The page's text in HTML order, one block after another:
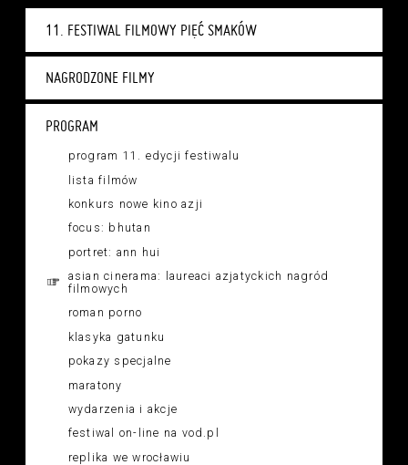
11. FESTIWAL FILMOWY PIĘĆ SMAKÓW
NAGRODZONE FILMY
PROGRAM
program 11. edycji festiwalu
lista filmów
konkurs nowe kino azji
focus: bhutan
portret: ann hui
asian cinerama: laureaci azjatyckich nagród
filmowych
roman porno
klasyka gatunku
pokazy specjalne
maratony
wydarzenia i akcje
festiwal on-line na vod.pl
replika we wrocławiu